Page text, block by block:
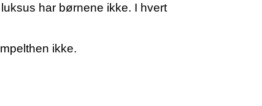
har børnene ikke. I hvert
ikke.